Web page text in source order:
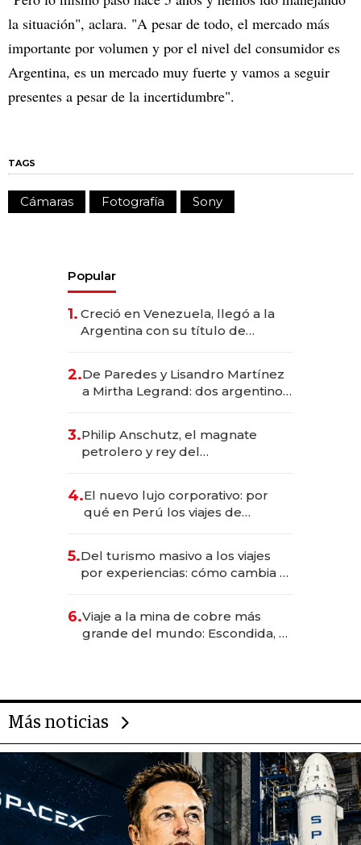
la situación", aclara. "A pesar de todo, el mercado más
importante por volumen y por el nivel del consumidor es
Argentina, es un mercado muy fuerte y vamos a seguir
presentes a pesar de la incertidumbre".
TAGS
Cámaras Fotografía Sony
Popular
1. Creció en Venezuela, llegó a la
Argentina con su título de
las marcas "fast premium"
2.De Paredes y Lisandro Martínez
a Mirtha Legrand: dos argentinos
3.Philip Anschutz, el magnate
petrolero y rey del
Fénix
4.El nuevo lujo corporativo: por
qué en Perú los viajes de
transformadoras
5.Del turismo masivo a los viajes
por experiencias: cómo cambia el
6.Viaje a la mina de cobre más
grande del mundo: Escondida, el
Más noticias